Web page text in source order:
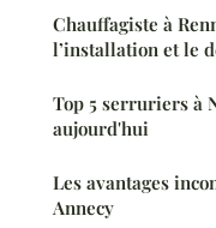
Chauffagiste à
l’installation et le
Top 5 serruriers à
aujourd'hui
Les avantages
Annecy